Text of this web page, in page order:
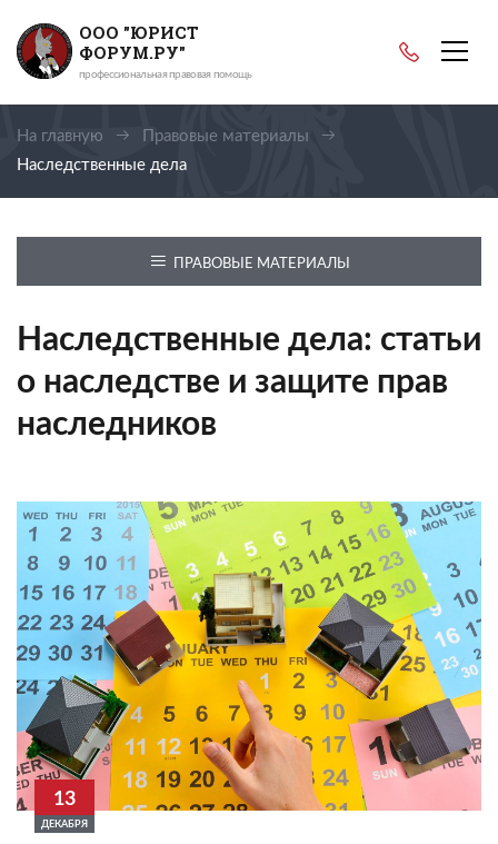
ООО "ЮРИСТ
ФОРУМ.РУ"
профессиональная правовая помощь
На главную
Правовые материалы
Наследственные дела
ПРАВОВЫЕ МАТЕРИАЛЫ
Наследственные дела: статьи
о наследстве и защите прав
наследников
13
ДЕКАБРЯ